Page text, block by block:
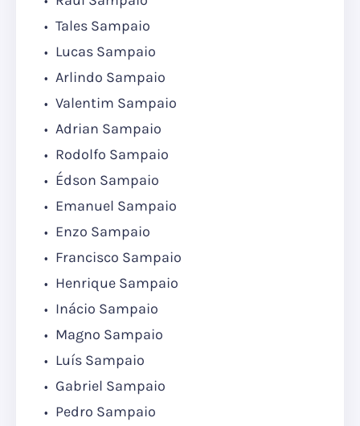
Tales Sampaio
Lucas Sampaio
Arlindo Sampaio
Valentim Sampaio
Adrian Sampaio
Rodolfo Sampaio
Édson Sampaio
Emanuel Sampaio
Enzo Sampaio
Francisco Sampaio
Henrique Sampaio
Inácio Sampaio
Magno Sampaio
Luís Sampaio
Gabriel Sampaio
Pedro Sampaio